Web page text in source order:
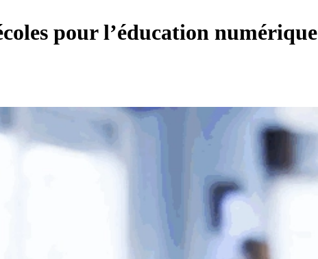
pour l’éducation numérique